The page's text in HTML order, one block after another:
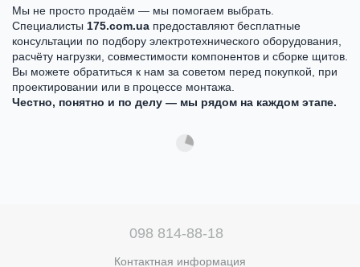
Мы не просто продаём — мы помогаем выбрать.
Специалисты 175.com.ua предоставляют бесплатные
консультации по подбору электротехнического оборудования,
расчёту нагрузки, совместимости компонентов и сборке щитов.
Вы можете обратиться к нам за советом перед покупкой, при
проектировании или в процессе монтажа.
Честно, понятно и по делу — мы рядом на каждом этапе.
098 814-88-18
Контактная информация